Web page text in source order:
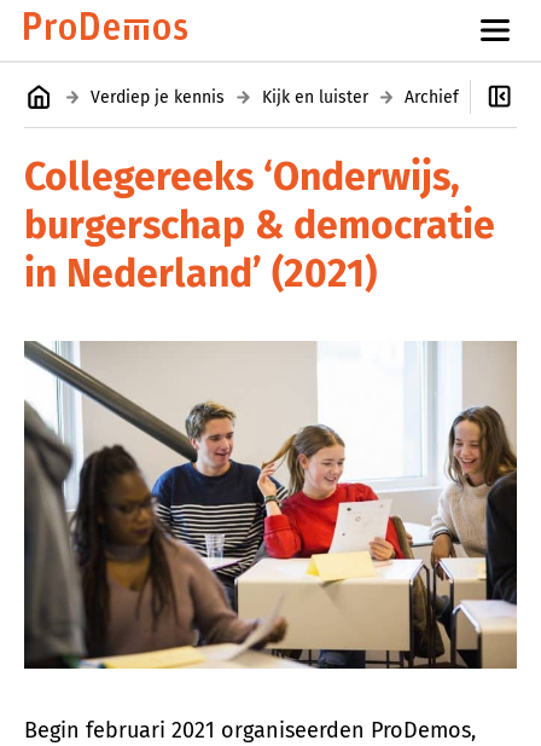
Verdiep je kennis Kijk en luister Archief
Collegereeks ‘Onderwijs,
burgerschap & democratie
in Nederland’ (2021)
Begin februari 2021 organiseerden ProDemos,